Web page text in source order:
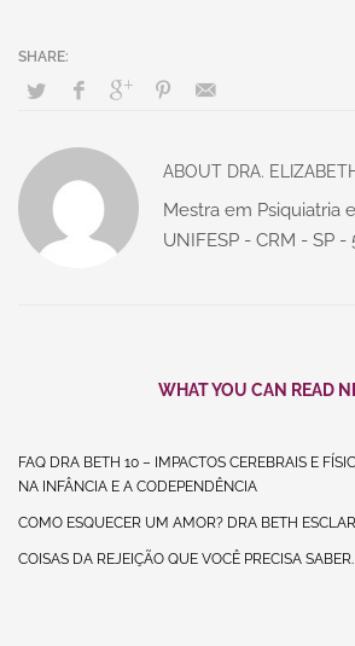
ABOUT DRA.
Mestra em Psiquiatria
UNIFESP - CRM - SP -
WHAT YOU CAN READ
FAQ DRA BETH 10 – IMPACTOS CEREBRAIS E
NA INFÂNCIA E A CODEPENDÊNCIA
COMO ESQUECER UM AMOR? DRA BETH
COISAS DA REJEIÇÃO QUE VOCÊ PRECISA